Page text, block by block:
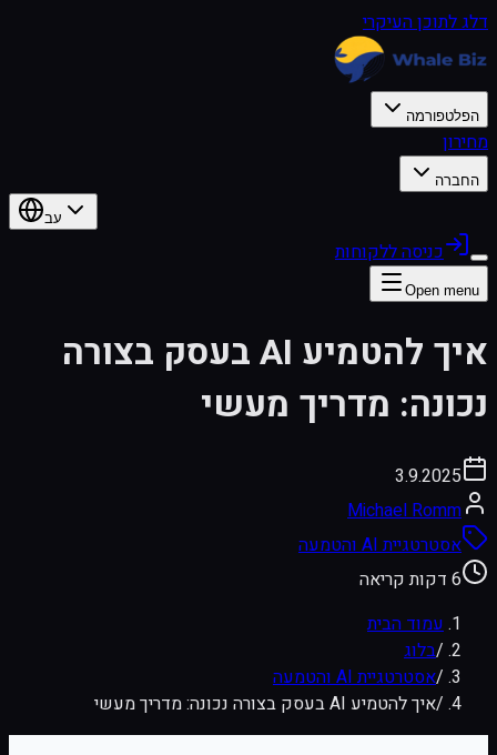
דלג לתוכן העיקרי
הפלטפורמה
מחירון
החברה
עב
כניסה ללקוחות
Open menu
איך להטמיע AI בעסק בצורה
נכונה: מדריך מעשי
3.9.2025
Michael Romm
אסטרטגיית AI והטמעה
6 דקות קריאה
עמוד הבית
/בלוג
/אסטרטגיית AI והטמעה
/איך להטמיע AI בעסק בצורה נכונה: מדריך מעשי